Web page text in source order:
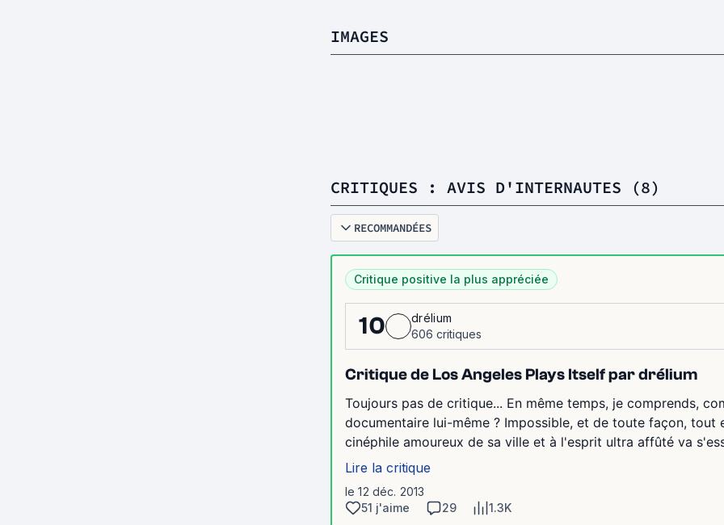
IMAGES
CRITIQUES : AVIS D'INTERNAUTES (8)
RECOMMANDÉES
Critique positive la plus appréciée
10
drélium
606 critiques
Critique de Los Angeles Plays Itself par drélium
Toujours pas de critique... En même temps, je comprends,
documentaire lui-même ? Impossible, et de toute façon, tout
cinéphile amoureux de sa ville et à l'esprit ultra affûté va
Lire la critique
le 12 déc. 2013
51 j'aime
29 1.3K